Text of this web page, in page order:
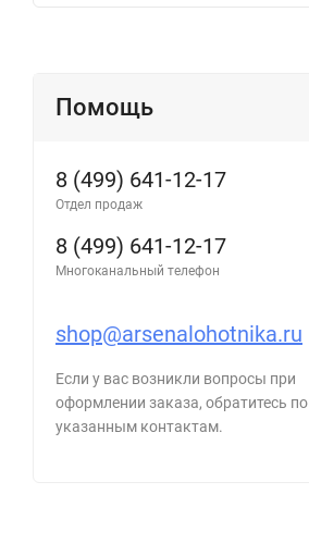
Помощь
8 (499) 641-12-17
Отдел продаж
8 (499) 641-12-17
Многоканальный телефон
shop@arsenalohotnika.ru
Если у вас возникли вопросы при
оформлении заказа, обратитесь по
указанным контактам.